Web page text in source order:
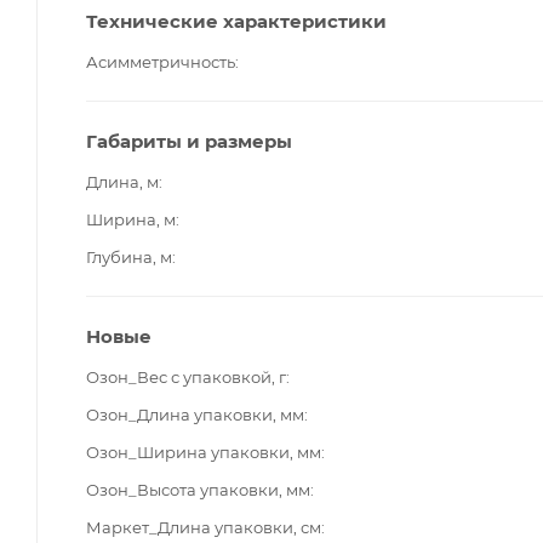
Технические характеристики
Асимметричность
Габариты и размеры
Длина, м
Ширина, м
Глубина, м
Новые
Озон_Вес с упаковкой, г
Озон_Длина упаковки, мм
Озон_Ширина упаковки, мм
Озон_Высота упаковки, мм
Маркет_Длина упаковки, см